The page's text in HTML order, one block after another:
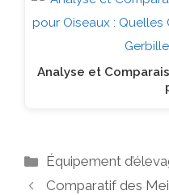
Analyse et
Catégories
Équipement
Comparatif des